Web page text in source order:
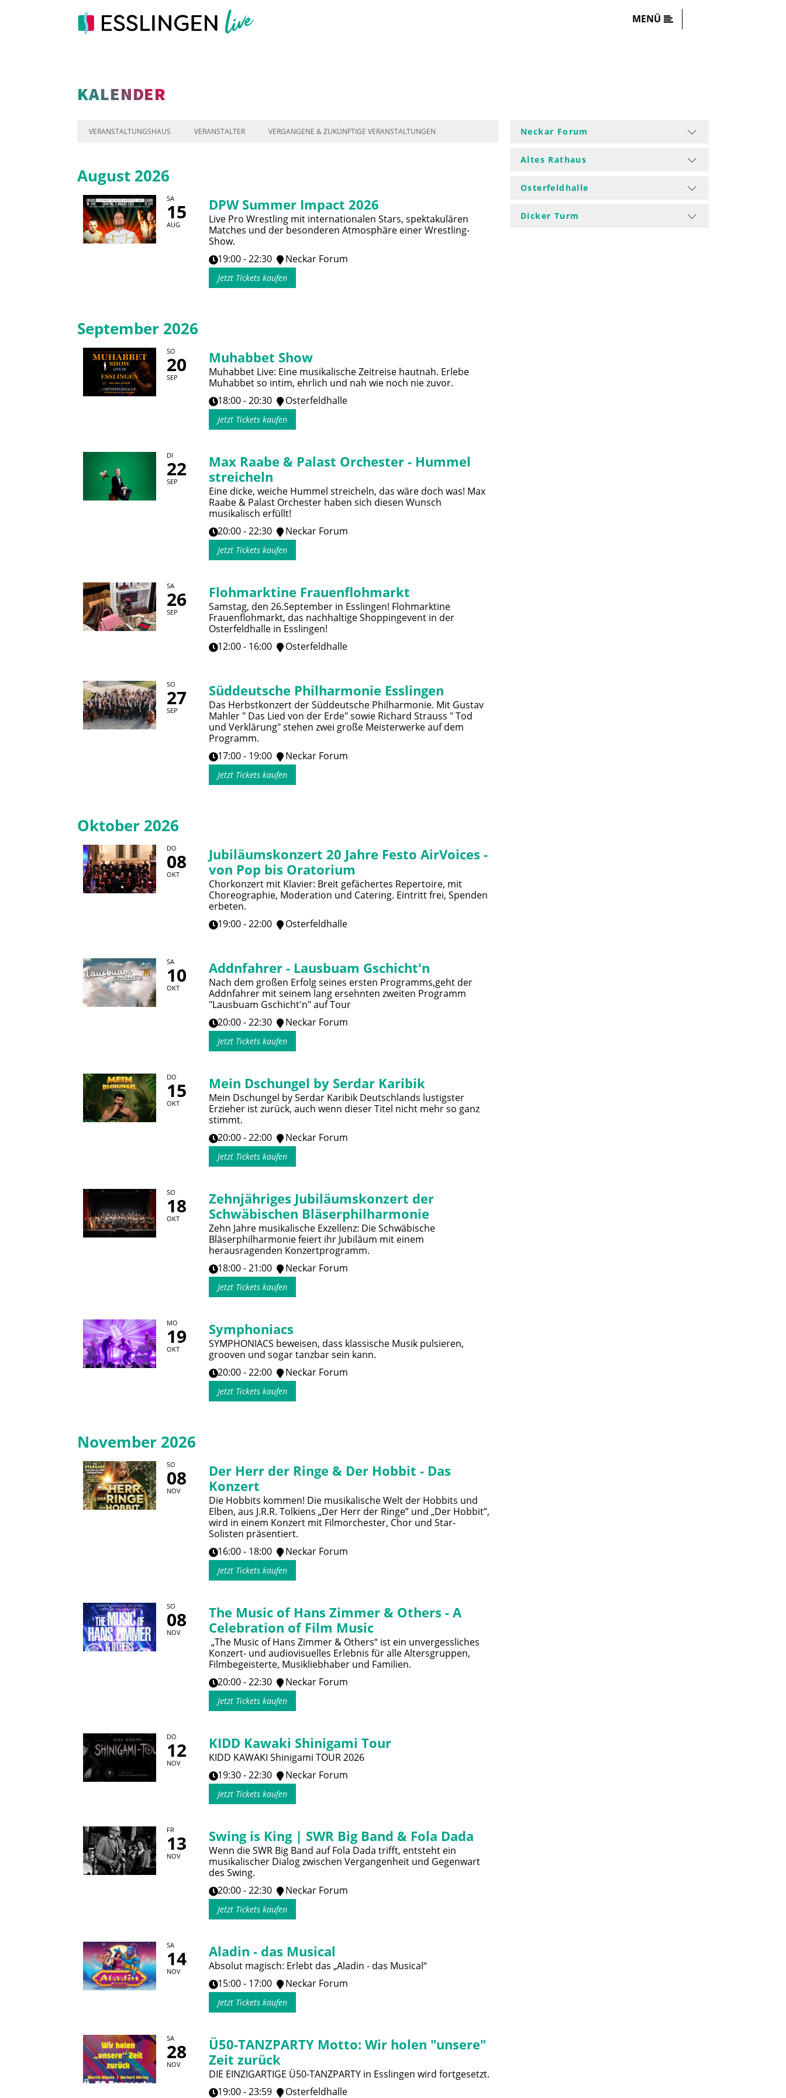
MENÜ
KALENDER
VERANSTALTUNGSHAUS VERANSTALTER VERGANGENE & ZUKÜNFTIGE VERANSTALTUNGEN
August 2026
SA
15
AUG
DPW Summer Impact 2026
Live Pro Wrestling mit internationalen Stars, spektakulären
Matches und der besonderen Atmosphäre einer Wrestling-
Show.
19:00 - 22:30
Neckar Forum
Jetzt Tickets kaufen
September 2026
SO
20
SEP
Muhabbet Show
Muhabbet Live: Eine musikalische Zeitreise hautnah. Erlebe
Muhabbet so intim, ehrlich und nah wie noch nie zuvor.
18:00 - 20:30
Osterfeldhalle
Jetzt Tickets kaufen
DI
22
SEP
Max Raabe & Palast Orchester - Hummel
streicheln
Eine dicke, weiche Hummel streicheln, das wäre doch was! Max
Raabe & Palast Orchester haben sich diesen Wunsch
musikalisch erfüllt!
20:00 - 22:30
Neckar Forum
Jetzt Tickets kaufen
SA
26
SEP
Flohmarktine Frauenflohmarkt
Samstag, den 26.September in Esslingen! Flohmarktine
Frauenflohmarkt, das nachhaltige Shoppingevent in der
Osterfeldhalle in Esslingen!
12:00 - 16:00
Osterfeldhalle
SO
27
SEP
Süddeutsche Philharmonie Esslingen
Das Herbstkonzert der Süddeutsche Philharmonie. Mit Gustav
Mahler " Das Lied von der Erde" sowie Richard Strauss " Tod
und Verklärung" stehen zwei große Meisterwerke auf dem
Programm.
17:00 - 19:00
Neckar Forum
Jetzt Tickets kaufen
Oktober 2026
DO
08
OKT
Jubiläumskonzert 20 Jahre Festo AirVoices -
von Pop bis Oratorium
Chorkonzert mit Klavier: Breit gefächertes Repertoire, mit
Choreographie, Moderation und Catering. Eintritt frei, Spenden
erbeten.
19:00 - 22:00
Osterfeldhalle
SA
10
OKT
Addnfahrer - Lausbuam Gschicht'n
Nach dem großen Erfolg seines ersten Programms,geht der
Addnfahrer mit seinem lang ersehnten zweiten Programm
"Lausbuam Gschicht'n" auf Tour
20:00 - 22:30
Neckar Forum
Jetzt Tickets kaufen
DO
15
OKT
Mein Dschungel by Serdar Karibik
Mein Dschungel by Serdar Karibik Deutschlands lustigster
Erzieher ist zurück, auch wenn dieser Titel nicht mehr so ganz
stimmt.
20:00 - 22:00
Neckar Forum
Jetzt Tickets kaufen
SO
18
OKT
Zehnjähriges Jubiläumskonzert der
Schwäbischen Bläserphilharmonie
Zehn Jahre musikalische Exzellenz: Die Schwäbische
Bläserphilharmonie feiert ihr Jubiläum mit einem
herausragenden Konzertprogramm.
18:00 - 21:00
Neckar Forum
Jetzt Tickets kaufen
MO
19
OKT
Symphoniacs
SYMPHONIACS beweisen, dass klassische Musik pulsieren,
grooven und sogar tanzbar sein kann.
20:00 - 22:00
Neckar Forum
Jetzt Tickets kaufen
November 2026
SO
08
NOV
Der Herr der Ringe & Der Hobbit - Das
Konzert
Die Hobbits kommen! Die musikalische Welt der Hobbits und
Elben, aus J.R.R. Tolkiens „Der Herr der Ringe” und „Der Hobbit”,
wird in einem Konzert mit Filmorchester, Chor und Star-
Solisten präsentiert.
16:00 - 18:00
Neckar Forum
Jetzt Tickets kaufen
SO
08
NOV
The Music of Hans Zimmer & Others - A
Celebration of Film Music
„The Music of Hans Zimmer & Others“ ist ein unvergessliches
Konzert- und audiovisuelles Erlebnis für alle Altersgruppen,
Filmbegeisterte, Musikliebhaber und Familien.
20:00 - 22:30
Neckar Forum
Jetzt Tickets kaufen
DO
12
NOV
KIDD Kawaki Shinigami Tour
KIDD KAWAKI Shinigami TOUR 2026
19:30 - 22:30
Neckar Forum
Jetzt Tickets kaufen
FR
13
NOV
Swing is King | SWR Big Band & Fola Dada
Wenn die SWR Big Band auf Fola Dada trifft, entsteht ein
musikalischer Dialog zwischen Vergangenheit und Gegenwart
des Swing.
20:00 - 22:30
Neckar Forum
Jetzt Tickets kaufen
SA
14
NOV
Aladin - das Musical
Absolut magisch: Erlebt das „Aladin - das Musical“
15:00 - 17:00
Neckar Forum
Jetzt Tickets kaufen
SA
28
NOV
Ü50-TANZPARTY Motto: Wir holen "unsere"
Zeit zurück
DIE EINZIGARTIGE Ü50-TANZPARTY in Esslingen wird fortgesetzt.
19:00 - 23:59
Osterfeldhalle
Neckar Forum
Altes Rathaus
Osterfeldhalle
Dicker Turm